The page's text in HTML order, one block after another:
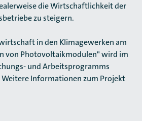
die Wirtschaftlichkeit der
zu steigern.
in den Klimagewerken am
von Photo­voltaik­modulen" wird im
und Arbeitsprogramms
Informationen zum Projekt